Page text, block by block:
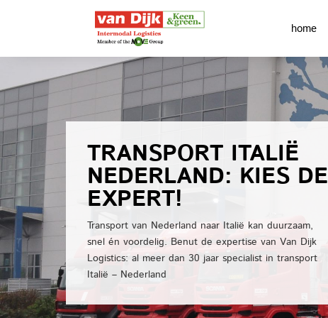
home
TRANSPORT ITALIË
NEDERLAND: KIES DE
EXPERT!
Transport van Nederland naar Italië kan duurzaam,
snel én voordelig. Benut de expertise van Van Dijk
Logistics: al meer dan 30 jaar specialist in transport
Italië – Nederland